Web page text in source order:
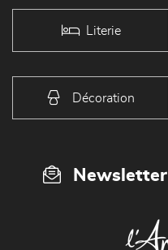
Literie
Décoration
Newsletter